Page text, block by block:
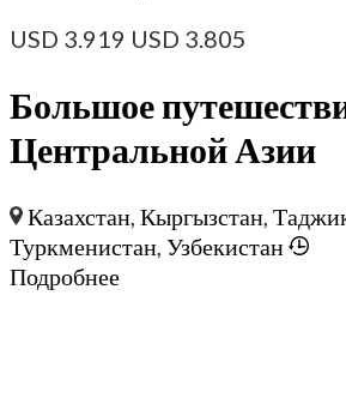
USD 3.919 USD 3.805
Большое
Центральной Азии
Казахстан ,Кыргызстан ,
Туркменистан Узбекистан
Подробнее